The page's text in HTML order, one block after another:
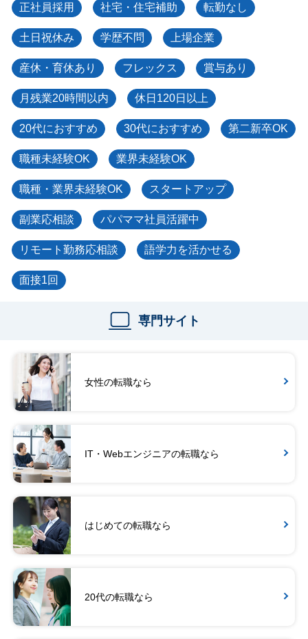
正社員採用 社宅・住宅補助 転勤なし
土日祝休み 学歴不問 上場企業
産休・育休あり フレックス 賞与あり
月残業20時間以内 休日120日以上
20代におすすめ 30代におすすめ 第二新卒OK
職種未経験OK 業界未経験OK
職種・業界未経験OK スタートアップ
副業応相談 パパママ社員活躍中
リモート勤務応相談 語学力を活かせる
面接1回
専門サイト
女性の転職なら
IT・Webエンジニアの転職なら
はじめての転職なら
20代の転職なら